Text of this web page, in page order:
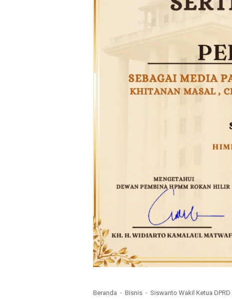
Beranda Bisnis Siswanto Wakil Ketua